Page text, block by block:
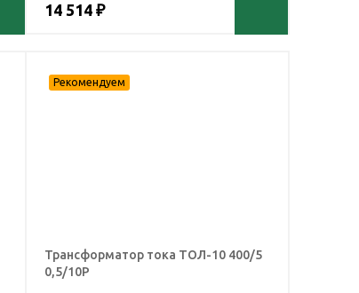
14 514 ₽
Трансформатор тока ТОЛ-10 400/5
0,5/10Р